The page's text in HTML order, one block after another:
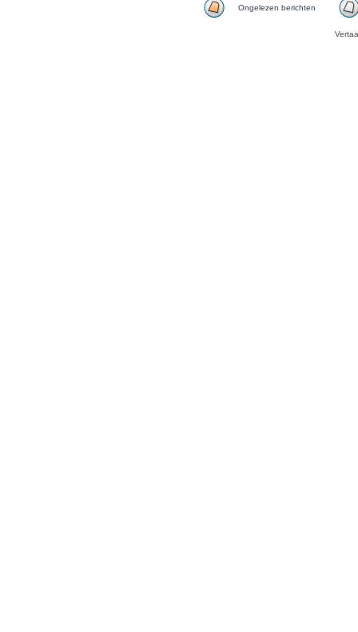
Ongelezen berichten